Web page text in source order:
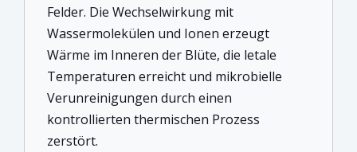
Felder. Die Wechselwirkung mit
Wassermolekülen und Ionen erzeugt
Wärme im Inneren der Blüte, die letale
Temperaturen erreicht und mikrobielle
Verunreinigungen durch einen
kontrollierten thermischen Prozess
zerstört.